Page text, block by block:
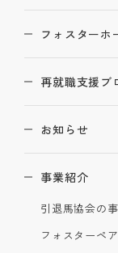
フォスターホ
再就職支援ブ
お知らせ
事業紹介
引退馬協会の
フォスターペ